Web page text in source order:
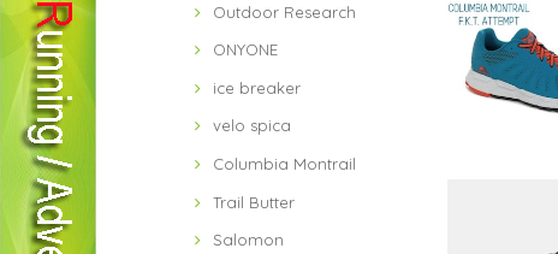
Outdoor Research
ONYONE
ice breaker
velo spica
Columbia Montrail
Trail Butter
Salomon